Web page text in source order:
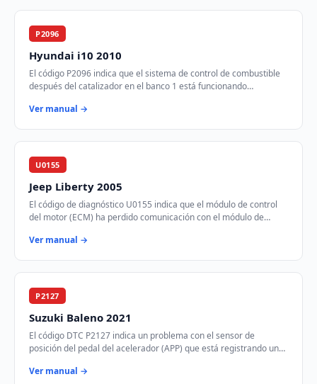
P2096
Hyundai i10 2010
El código P2096 indica que el sistema de control de combustible
después del catalizador en el banco 1 está funcionando
Ver manual →
U0155
Jeep Liberty 2005
El código de diagnóstico U0155 indica que el módulo de control
del motor (ECM) ha perdido comunicación con el módulo de
Ver manual →
P2127
Suzuki Baleno 2021
El código DTC P2127 indica un problema con el sensor de
posición del pedal del acelerador (APP) que está registrando un
Ver manual →